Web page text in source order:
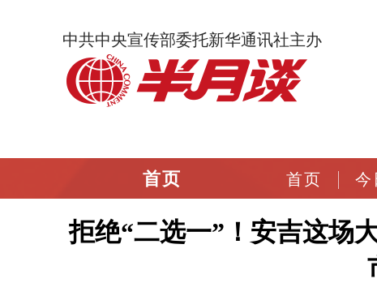
中共中央宣传部委托新华通讯社主办
首页 首页 今
拒绝“二选一”！安吉这场